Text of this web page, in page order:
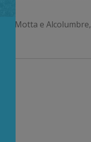
Motta e Alcolumbre,